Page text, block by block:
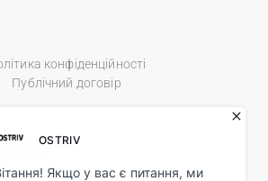
конфіденційності
Публічний договір